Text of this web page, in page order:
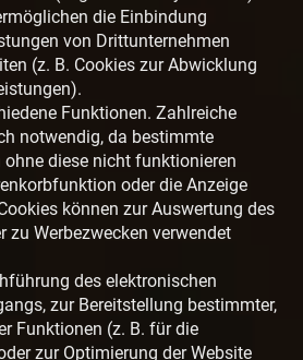
die Einbindung
von Drittunternehmen
(z. B. Cookies zur Abwicklung
Funktionen. Zahlreiche
notwendig, da bestimmte
diese nicht funktionieren
oder die Anzeige
können zur Auswertung des
zu Werbezwecken verwendet
des elektronischen
zur Bereitstellung bestimmter,
Funktionen (z. B. für die
zur Optimierung der Website